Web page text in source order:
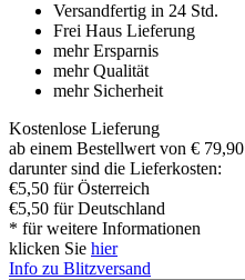
Versandfertig in 24 Std.
Frei Haus Lieferung
mehr Ersparnis
mehr Qualität
mehr Sicherheit
Kostenlose Lieferung
ab einem Bestellwert von € 79,90
darunter sind die Lieferkosten:
€5,50 für Österreich
€5,50 für Deutschland
* für weitere Informationen
klicken Sie hier
Info zu Blitzversand